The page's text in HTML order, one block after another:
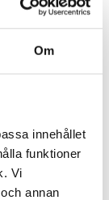
Om
innehållet
funktioner
Vi
annan